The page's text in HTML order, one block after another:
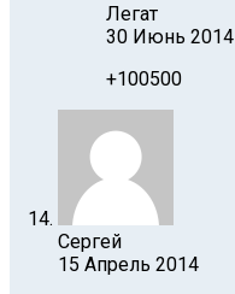
Легат
30 Июнь 2014
+100500
Сергей
15 Апрель 2014